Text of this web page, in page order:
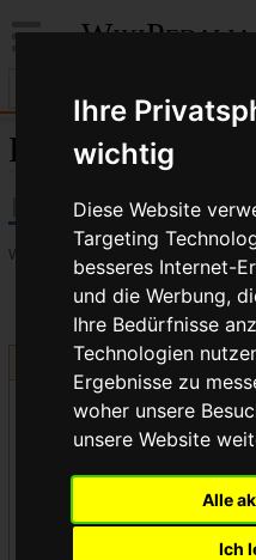
Ihre
wichtig
Diese Website
Targeting
besseres Internet-
und die Werbung,
Ihre Bedürfnisse
Technologien
Ergebnisse zu
woher unsere
unsere Website
Alle
Ich
WikiPedalia
Reichweite
Weiterleitung
Weiterleitung nach:
Vorbaulänge
Weitere interessante
Knarzen, Knacken und
Kunstgriffe beim Messen
Gabelkrone
Lenkerband wickeln
Lenkerband